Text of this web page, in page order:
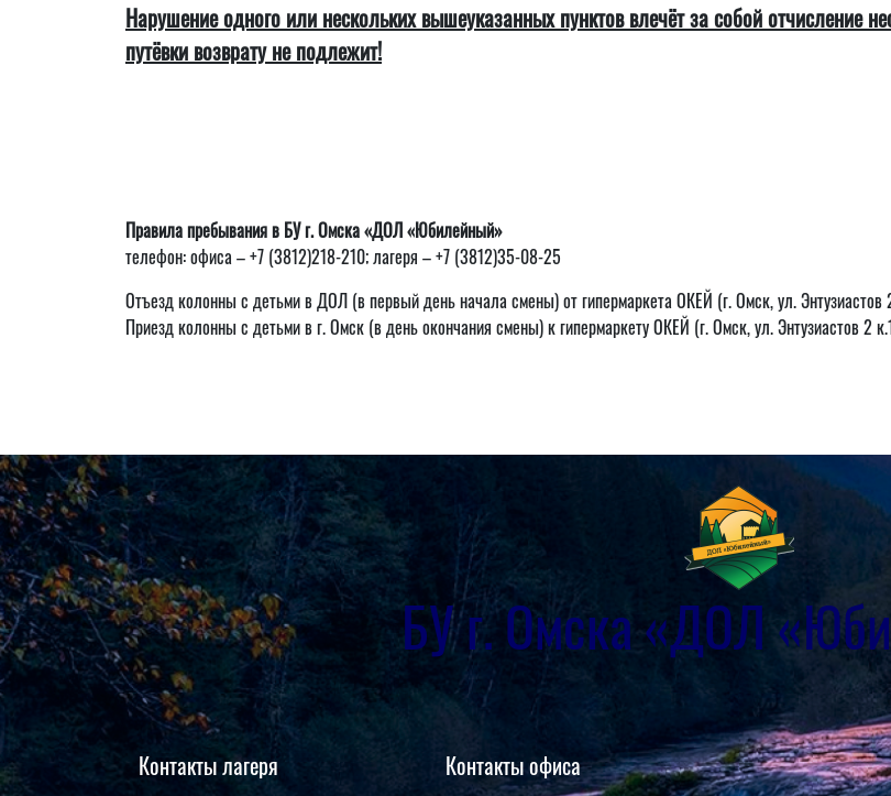
Нарушение одного или нескольких вышеуказанных пунктов влечёт за собой отчисление
путёвки возврату не подлежит!
Правила пребывания в БУ г. Омска «ДОЛ «Юбилейный»
телефон: офиса – +7 (3812)218-210; лагеря – +7 (3812)35-08-25
Отъезд колонны с детьми в ДОЛ (в первый день начала смены) от гипермаркета ОКЕЙ (г. Омск, ул. Энтузиастов
Приезд колонны с детьми в г. Омск (в день окончания смены) к гипермаркету ОКЕЙ (г. Омск, ул. Энтузиастов 2
БУ г. Омска «ДОЛ
Контакты лагеря Контакты офиса